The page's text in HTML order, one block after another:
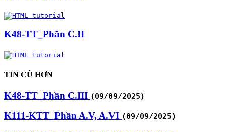
K48-TT_Phần C.II
TIN CŨ HƠN
K48-TT_Phần C.III (09/09/2025)
K111-KTT_Phần A.V, A.VI (09/09/2025)